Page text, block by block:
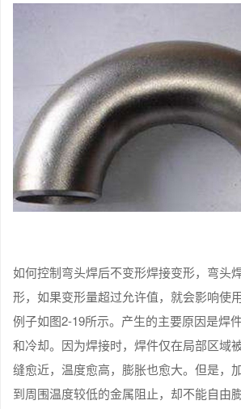
如何控制弯头焊后不变形焊接变形，弯头
形，如果变形量超过允许值，就会影响使
例子如图2-19所示。产生的主要原因是焊
和冷却。因为焊接时，焊件仅在局部区域
缝愈近，温度愈高，膨胀也愈大。但是，
到周围温度较低的金属阻止，却不能自由